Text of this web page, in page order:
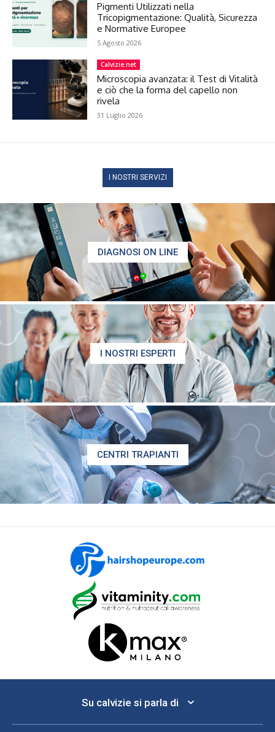
Pigmenti Utilizzati nella
Tricopigmentazione: Qualità, Sicurezza
e Normative Europee
5 Agosto 2026
Calvizie.net
Microscopia avanzata: il Test di Vitalità
e ciò che la forma del capello non
rivela
31 Luglio 2026
I NOSTRI SERVIZI
DIAGNOSI ON LINE
I NOSTRI ESPERTI
CENTRI TRAPIANTI
Su calvizie si parla di